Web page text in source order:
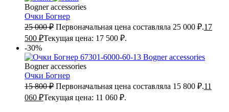
Bogner accessories
Очки Богнер
25 000₽ Первоначальная цена составляла 25 000 ₽.17
500 ₽Текущая цена: 17 500 ₽.
-30%
Bogner accessories
Очки Богнер
15 800₽ Первоначальная цена составляла 15 800 ₽.11
060 ₽Текущая цена: 11 060 ₽.